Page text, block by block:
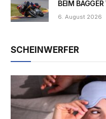
BEIM
6. August 2026
SCHEINWERFER